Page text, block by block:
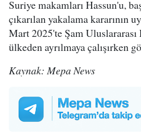
Suriye makamları Hassun'u,
çıkarılan yakalama kararının
Mart 2025'te Şam
ülkeden ayrılmaya çalışırken
Kaynak: Mepa News